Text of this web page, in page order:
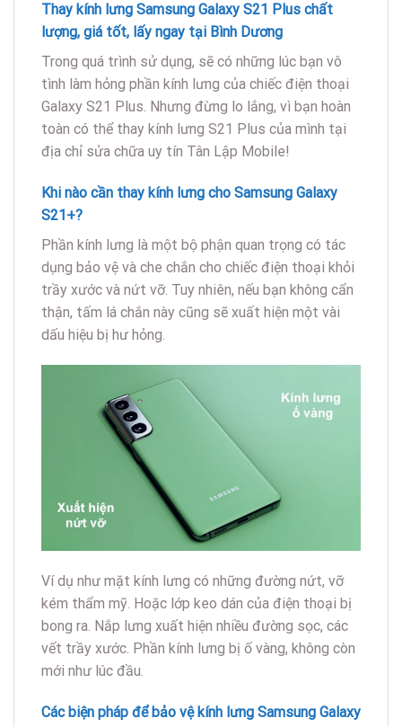
Thay kính lưng Samsung Galaxy S21 Plus chất
lượng, giá tốt, lấy ngay tại Bình Dương
Trong quá trình sử dụng, sẽ có những lúc bạn vô
tình làm hỏng phần kính lưng của chiếc điện thoại
Galaxy S21 Plus. Nhưng đừng lo lắng, vì bạn hoàn
toàn có thể thay kính lưng S21 Plus của mình tại
địa chỉ sửa chữa uy tín Tân Lập Mobile!
Khi nào cần thay kính lưng cho Samsung Galaxy
S21+?
Phần kính lưng là một bộ phận quan trọng có tác
dụng bảo vệ và che chắn cho chiếc điện thoại khỏi
trầy xước và nứt vỡ. Tuy nhiên, nếu bạn không cẩn
thận, tấm lá chắn này cũng sẽ xuất hiện một vài
dấu hiệu bị hư hỏng.
Ví dụ như mặt kính lưng có những đường nứt, vỡ
kém thẩm mỹ. Hoặc lớp keo dán của điện thoại bị
bong ra. Nắp lưng xuất hiện nhiều đường sọc, các
vết trầy xước. Phần kính lưng bị ố vàng, không còn
mới như lúc đầu.
Các biện pháp để bảo vệ kính lưng Samsung Galaxy